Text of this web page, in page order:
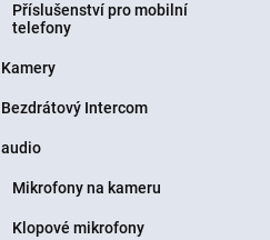
Příslušenství pro mobilní
telefony
Kamery
Bezdrátový Intercom
audio
Mikrofony na kameru
Klopové mikrofony